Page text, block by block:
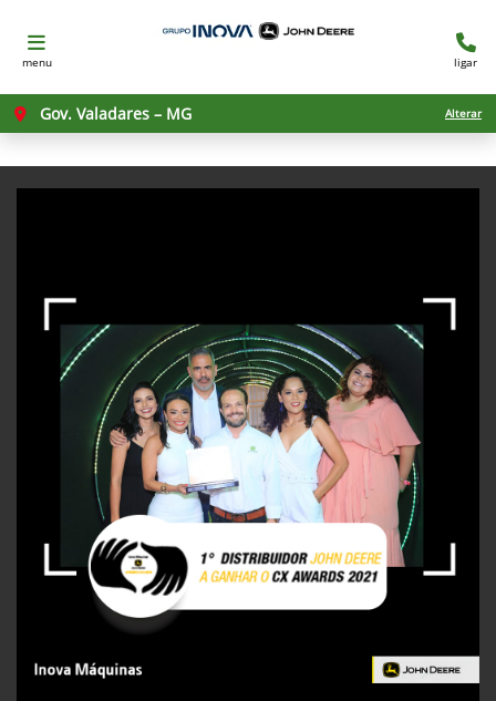
menu ligar
Gov. Valadares – MG Alterar